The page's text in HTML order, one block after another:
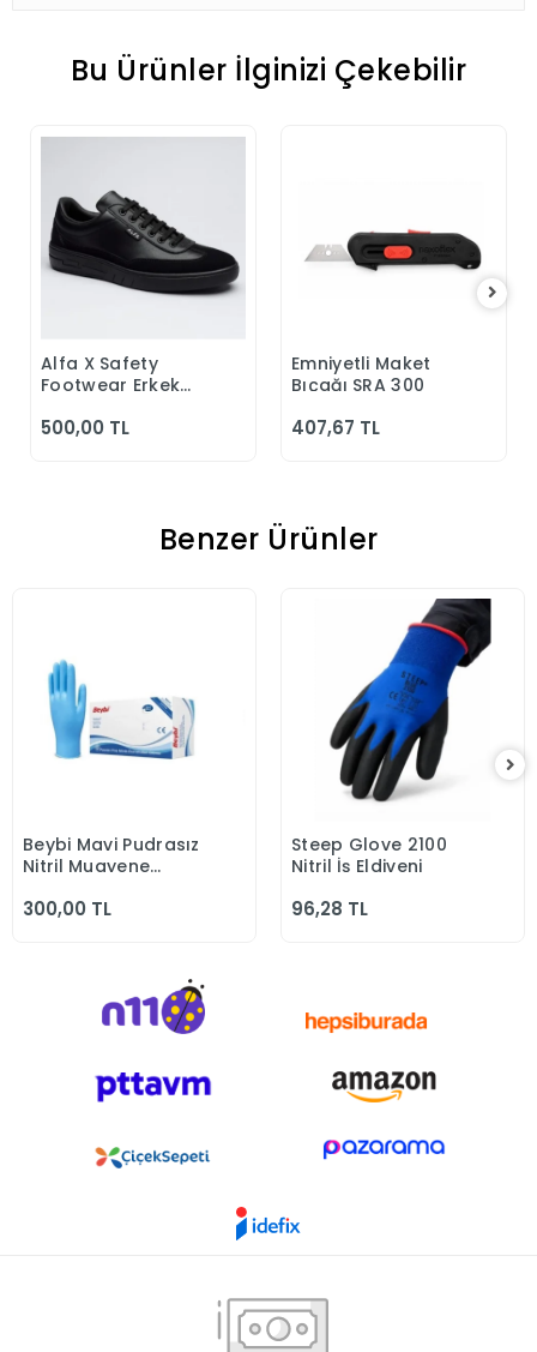
Bu Ürünler İlginizi Çekebilir
Sepete Ekle
Alfa X Safety
Footwear Erkek
Klasik Ayakkabı
500,00 TL
Sepete Ekle
Emniyetli Maket
Bıçağı SRA 300
407,67 TL
Benzer Ürünler
Sepete Ekle
Beybi Mavi Pudrasız
Nitril Muayene
300,00 TL
Sepete Ekle
Steep Glove 2100
Nitril İş Eldiveni
96,28 TL